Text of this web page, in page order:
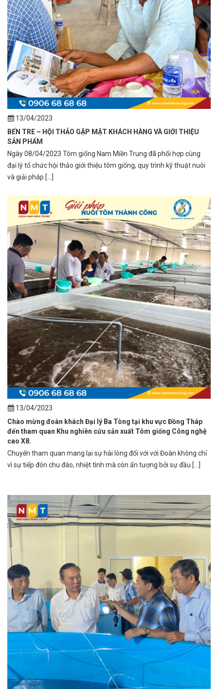
13/04/2023
BẾN TRE – HỘI THẢO GẶP MẶT KHÁCH HÀNG VÀ GIỚI THIỆU
SẢN PHẨM
Ngày 08/04/2023 Tôm giống Nam Miền Trung đã phối hợp cùng
đại lý tổ chức hội thảo giới thiệu tôm giống, quy trình kỹ thuật nuôi
và giải pháp [...]
13/04/2023
Chào mừng đoàn khách Đại lý Ba Tòng tại khu vực Đồng Tháp
đến tham quan Khu nghiên cứu sản xuất Tôm giống Công nghệ
cao X8.
Chuyến tham quan mang lại sự hài lòng đối với với Đoàn không chỉ
vì sự tiếp đón chu đáo, nhiệt tình mà còn ấn tượng bởi sự đầu [...]